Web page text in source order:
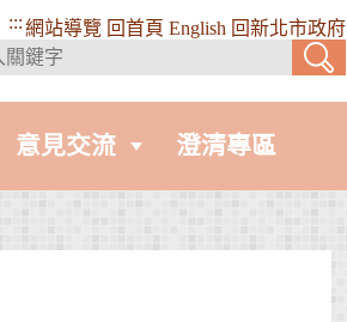
:::網站導覽 回首頁 English 回新北市政府
意見交流 澄清專區